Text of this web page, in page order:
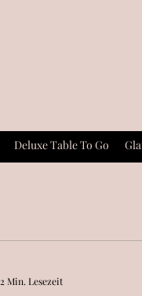
Deluxe Table To Go
2 Min. Lesezeit